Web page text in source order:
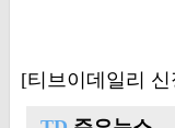
[티브이데일리 신